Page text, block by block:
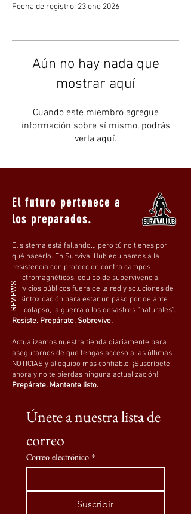
Fecha de registro: 23 ene 2026
Aún no hay nada que
mostrar aquí
Cuando este miembro agregue
información sobre sí mismo, podrás
verla aquí.
El futuro pertenece a
los preparados.
El sistema está fallando… pero tú no tienes por
qué hacerlo. En Survival Hub equipamos a la
resistencia con protección contra campos
electromagnéticos, equipo de supervivencia,
servicios públicos fuera de la red y soluciones de
desintoxicación para estar un paso por delante
del colapso, la guerra o los desastres “naturales”.
Resiste. Prepárate. Sobrevive.
Actualizamos nuestra tienda diariamente para
asegurarnos de que tengas acceso a las últimas
NOTICIAS y al equipo más confiable. ¡Suscríbete
ahora y no te pierdas ninguna actualización!
Prepárate. Mantente listo.
Únete a nuestra lista de
correo
Correo electrónico *
Suscribir
REVIEWS